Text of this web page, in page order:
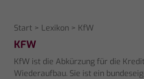
Start > Lexikon > KfW
KFW
KfW ist die Abkürzung für die
Wiederaufbau. Sie ist ein